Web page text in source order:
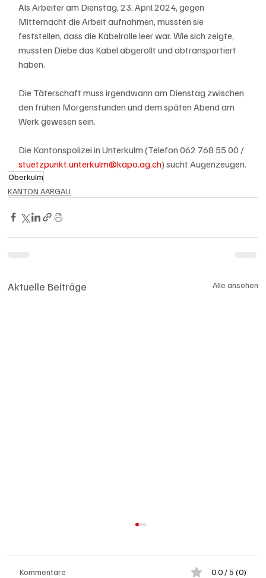
Als Arbeiter am Dienstag, 23. April 2024, gegen
Mitternacht die Arbeit aufnahmen, mussten sie
feststellen, dass die Kabelrolle leer war. Wie sich zeigte,
mussten Diebe das Kabel abgerollt und abtransportiert
haben.
Die Täterschaft muss irgendwann am Dienstag zwischen
den frühen Morgenstunden und dem späten Abend am
Werk gewesen sein.
Die Kantonspolizei in Unterkulm (Telefon 062 768 55 00 /
stuetzpunkt.unterkulm@kapo.ag.ch) sucht Augenzeugen.
Oberkulm
KANTON AARGAU
Aktuelle Beiträge Alle ansehen
Kommentare 0.0 / 5 (0)